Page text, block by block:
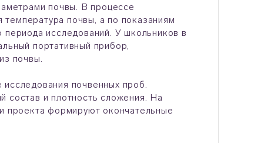
почвы. В процессе
почвы, а по показаниям
периода исследований. У школьников в
портативный прибор,
почвы.
почвенных проб.
состав и плотность сложения. На
проекта формируют окончательные